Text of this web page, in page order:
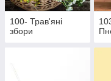
100- Трав'яні
збори